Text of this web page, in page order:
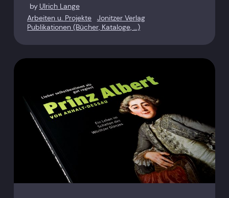
by Ulrich Lange
Arbeiten u. Projekte
Jonitzer Verlag
Publikationen (Bücher, Kataloge, …)